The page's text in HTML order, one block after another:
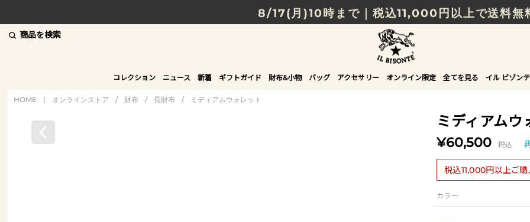
8/17(月)10時まで｜税込11,000円以上で送料無
贈る相手やシーンから選べる、新しいギフトガ
NEW IN｜COLOR LEATHER
商品を検索
コレクション ニュース 新着 ギフトガイド 財布&小物 バッグ アクセサリー オンライン限定 全てを見る イル ビゾン
HOME | オンラインストア / 財布 / 長財布 / ミディアムウォレット
ミディアムウ
¥60,500 税込
税込11,000円以上ご
カラー